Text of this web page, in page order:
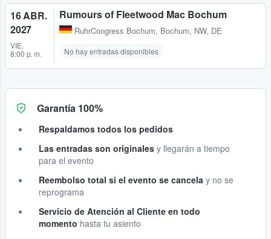
16 ABR.
2027
VIE.
8:00 p. m.
Rumours of Fleetwood Mac Bochum
RuhrCongress Bochum, Bochum, NW, DE
No hay entradas disponibles
Garantía 100%
Respaldamos todos los pedidos
Las entradas son originales y llegarán a tiempo
para el evento
Reembolso total si el evento se cancela y no se
reprograma
Servicio de Atención al Cliente en todo
momento hasta tu asiento